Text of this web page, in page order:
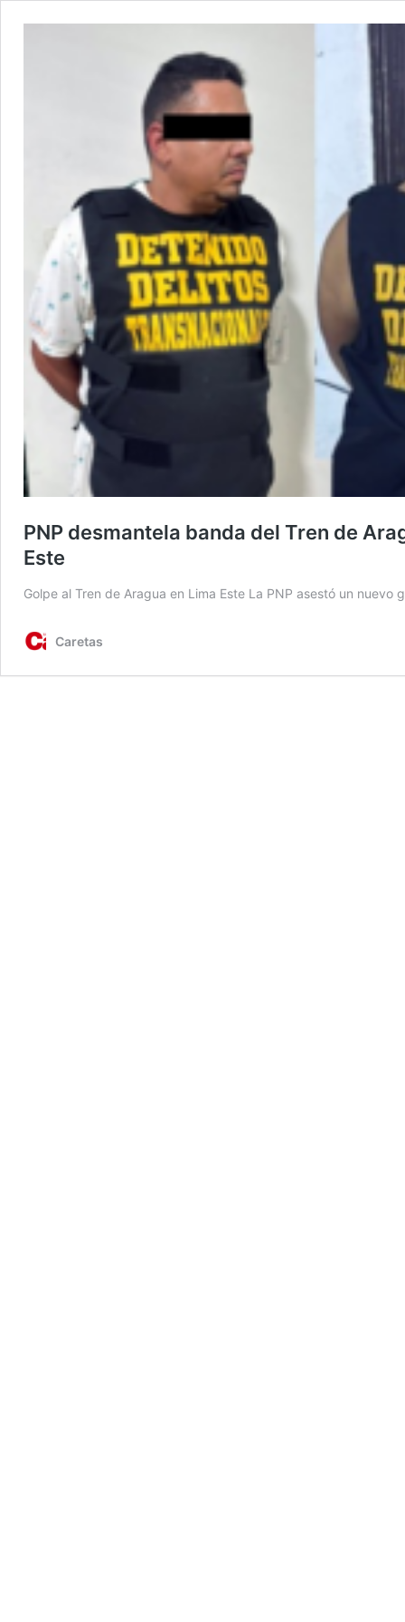
PNP desmantela banda del Tren de
Este
Golpe al Tren de Aragua en Lima Este La PNP asestó un
Caretas